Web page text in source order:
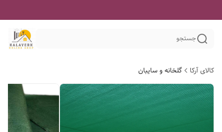
جستجو
کالای آرکا گلخانه و سایبان